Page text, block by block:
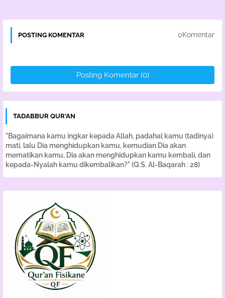
POSTING KOMENTAR 0Komentar
Posting Komentar (0)
TADABBUR QUR'AN
"Bagaimana kamu ingkar kepada Allah, padahal kamu (tadinya)
mati, lalu Dia menghidupkan kamu, kemudian Dia akan
mematikan kamu, Dia akan menghidupkan kamu kembali, dan
kepada-Nyalah kamu dikembalikan?" (Q.S. Al-Baqarah : 28)